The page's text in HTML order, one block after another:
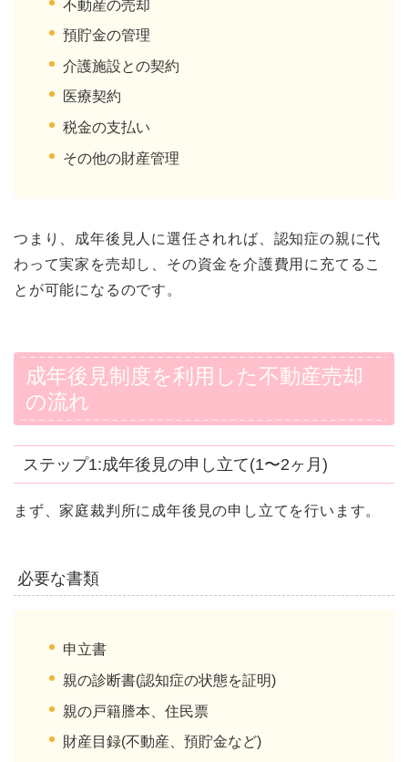
不動産の売却
預貯金の管理
介護施設との契約
医療契約
税金の支払い
その他の財産管理
つまり、成年後見人に選任されれば、認知症の親に代
わって実家を売却し、その資金を介護費用に充てるこ
とが可能になるのです。
成年後見制度を利用した不動産売却
の流れ
ステップ1:成年後見の申し立て(1〜2ヶ月)
まず、家庭裁判所に成年後見の申し立てを行います。
必要な書類
申立書
親の診断書(認知症の状態を証明)
親の戸籍謄本、住民票
財産目録(不動産、預貯金など)